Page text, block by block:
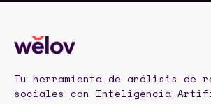
Tu herramienta de análisis de
sociales con Inteligencia